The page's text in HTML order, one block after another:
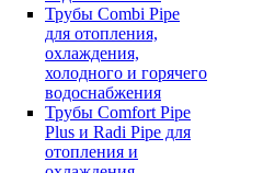
Трубы Combi Pipe
для отопления,
охлаждения,
холодного и горячего
водоснабжения
Трубы Comfort Pipe
Plus и Radi Pipe для
отопления и